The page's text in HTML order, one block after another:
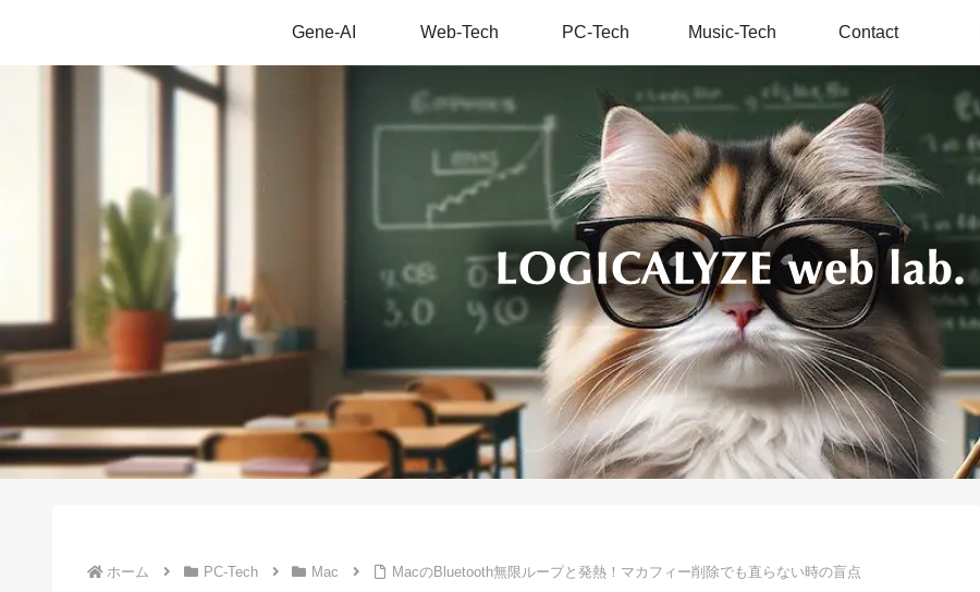
Gene-AI Web-Tech PC-Tech Music-Tech Contact
ホーム PC-Tech Mac MacのBluetooth無限ループと発熱！マカフィー削除でも直らない時の盲点